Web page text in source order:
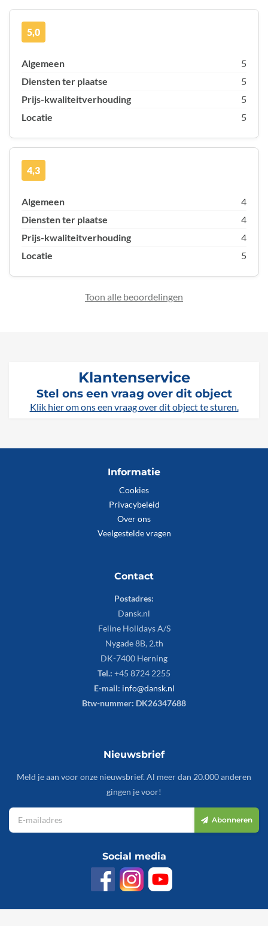
5,0
Algemeen
5
Diensten ter plaatse
5
Prijs-kwaliteitverhouding
5
Locatie
5
4,3
Algemeen
4
Diensten ter plaatse
4
Prijs-kwaliteitverhouding
4
Locatie
5
Toon alle beoordelingen
Klantenservice
Stel ons een vraag over dit object
Klik hier om ons een vraag over dit object te sturen.
Informatie
Cookies
Privacybeleid
Over ons
Veelgestelde vragen
Contact
Postadres:
Dansk.nl
Feline Holidays A/S
Nygade 8B, 2.th
DK-7400 Herning
Tel.: +45 8724 2255
E-mail: info@dansk.nl
Btw-nummer: DK26347688
Nieuwsbrief
Meld je aan voor onze nieuwsbrief. Al meer dan 20.000 anderen
gingen je voor!
Abonneren
Social media